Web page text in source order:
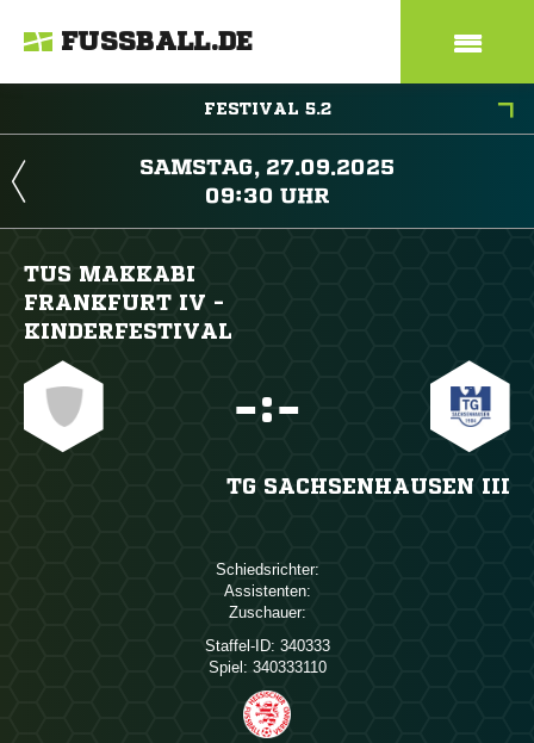
FUSSBALL.DE
FESTIVAL 5.2
 
 
TUS MAKKABI
FRANKFURT IV -
KINDERFESTIVAL
:
TG SACHSENHAUSEN III
Schiedsrichter:
Assistenten:
Zuschauer:
Staffel-ID: 340333
Spiel: 340333110